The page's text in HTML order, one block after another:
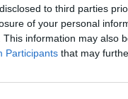
to third parties
of your personal
This information may also
Participants that may